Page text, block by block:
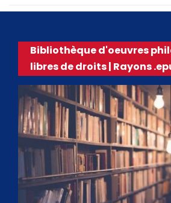
Bibliothèque d'oeuvres
libres de droits | Rayons